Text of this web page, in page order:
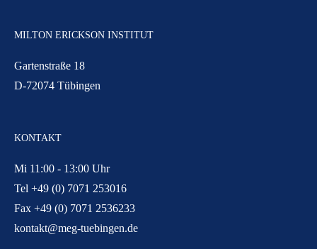
MILTON ERICKSON INSTITUT
Gartenstraße 18
D-72074 Tübingen
KONTAKT
Mi 11:00 - 13:00 Uhr
Tel +49 (0) 7071 253016
Fax +49 (0) 7071 2536233
kontakt@meg-tuebingen.de